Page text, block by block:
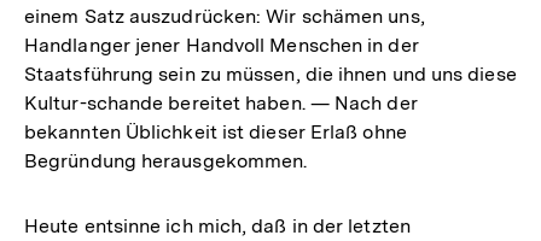
einem Satz auszudrücken: Wir schämen uns,
Handlanger jener Handvoll Menschen in der
Staatsführung sein zu müssen, die ihnen und uns diese
Kultur-schande bereitet haben. — Nach der
bekannten Üblichkeit ist dieser Erlaß ohne
Begründung herausgekommen.
Heute entsinne ich mich, daß in der letzten